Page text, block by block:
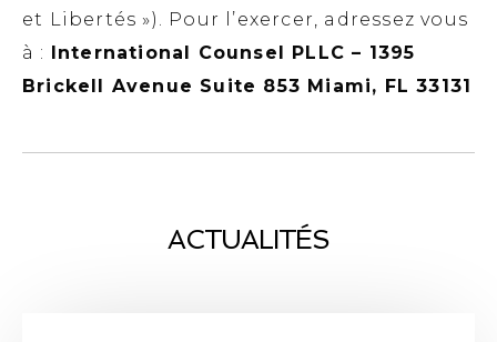
et Libertés »). Pour l’exercer, adressez vous
à : International Counsel PLLC – 1395
Brickell Avenue Suite 853 Miami, FL 33131
ACTUALITÉS